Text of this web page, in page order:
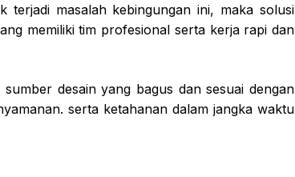
terjadi masalah kebingungan ini, maka solusi
memiliki tim profesional serta kerja rapi dan
desain yang bagus dan sesuai dengan
serta ketahanan dalam jangka waktu